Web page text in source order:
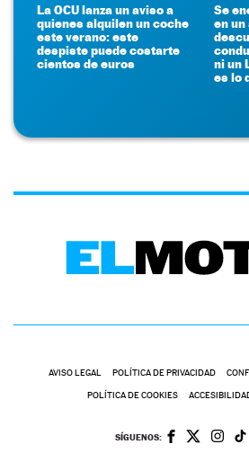
La OCU lanza un aviso a
quienes alquilen un coche
este verano: este
despiste puede costarte
cientos de euros
Se
en
ni un
es lo
AVISO LEGAL POLÍTICA DE PRIVACIDAD
POLÍTICA DE COOKIES
SÍGUENOS: